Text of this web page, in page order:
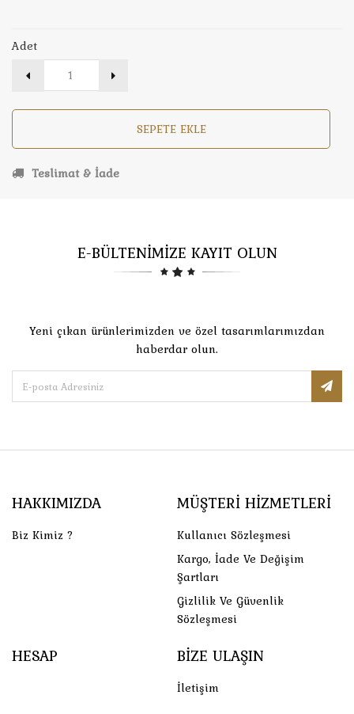
Adet
SEPETE EKLE
Teslimat & İade
E-BÜLTENİMİZE KAYIT OLUN
Yeni çıkan ürünlerimizden ve özel tasarımlarımızdan
haberdar olun.
HAKKIMIZDA
Biz Kimiz ?
MÜŞTERI HIZMETLERI
Kullanıcı Sözleşmesi
Kargo, İade Ve Değişim
Şartları
Gizlilik Ve Güvenlik
Sözleşmesi
HESAP BIZE ULAŞIN
İletişim